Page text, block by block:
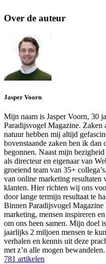
Over de auteur
Jasper Voorn
Mijn naam is Jasper Voorn, 30
Paradijsvogel Magazine. Zaken
natuur hebben mij altijd
bovenstaande zaken ben ik dan
begonnen. Naast mijn
als directeur en eigenaar van
groeiend team van 35+
van online marketing resultaten
klanten. Hier richten wij ons
door lange termijn resultaat te
Binnen Paradijsvogel
marketing, mensen inspireren
om ons heen samen. Mijn doel
jaarlijks 2 miljoen mensen te
verhalen en kennis uit deze
met z’n alle mogen bewandelen.
781 artikelen